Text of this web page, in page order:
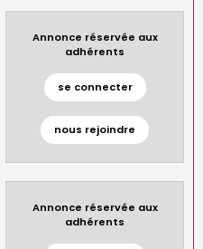
Annonce réservée aux
adhérents
se connecter
nous rejoindre
Annonce réservée aux
adhérents